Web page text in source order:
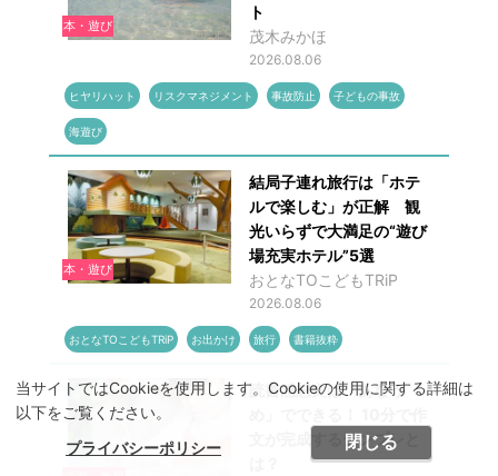
当サイトではCookieを使用します。Cookieの使用に関する詳細は
以下をご覧ください。
プライバシーポリシー
閉じる
本・遊び
ト
茂木みかほ
2026.08.06
ヒヤリハット リスクマネジメント 事故防止 子どもの事故
海遊び
本・遊び
結局子連れ旅行は「ホテ
ルで楽しむ」が正解 観
光いらずで大満足の“遊び
場充実ホテル”5選
おとなTOこどもTRiP
2026.08.06
おとなTOこどもTRiP お出かけ 旅行 書籍抜粋
読書感想文は「あなう
文が完成するテンプレと